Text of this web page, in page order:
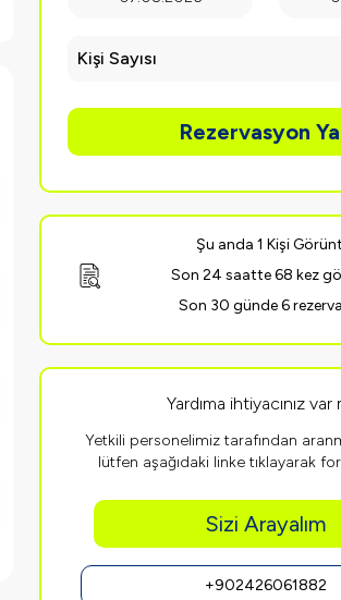
Kişi Sayısı
Rezervasyon
Şu anda 1 Kişi
Son 24 saatte 68 kez
Son 30 günde 6
Yardıma ihtiyacınız var
Yetkili personelimiz tarafından
lütfen aşağıdaki linke tıklayarak
Sizi Arayalım
+902426061882